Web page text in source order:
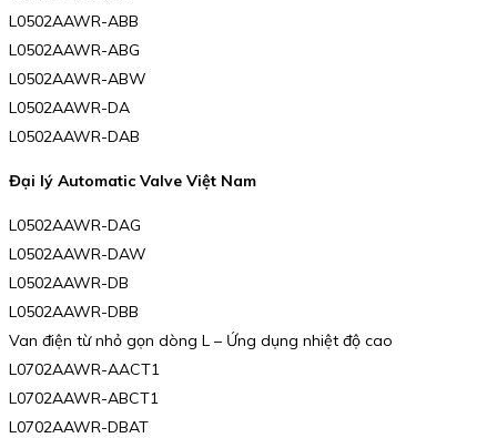
L0502AAWR-ABB
L0502AAWR-ABG
L0502AAWR-ABW
L0502AAWR-DA
L0502AAWR-DAB
Đại lý Automatic Valve Việt Nam
L0502AAWR-DAG
L0502AAWR-DAW
L0502AAWR-DB
L0502AAWR-DBB
Van điện từ nhỏ gọn dòng L – Ứng dụng nhiệt độ cao
L0702AAWR-AACT1
L0702AAWR-ABCT1
L0702AAWR-DBAT